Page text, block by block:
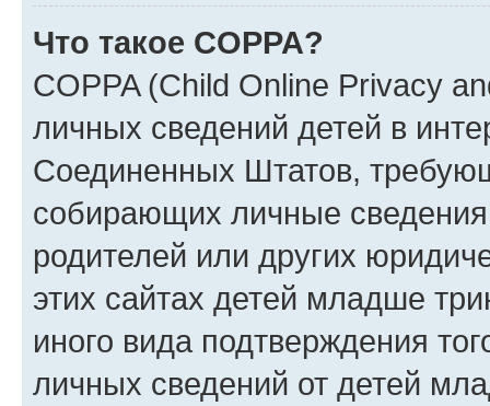
Что такое COPPA?
COPPA (Child Online Privacy
личных сведений детей в
Соединенных Штатов,
собирающих личные
родителей или других
этих сайтах детей младше
иного вида подтверждения
личных сведений от детей